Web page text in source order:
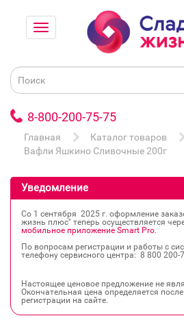
8-800-200-75-75
Главная
Каталог товаров
Вафли Яшкино Сливочные 200г
Уведомление
Со 1 сентября 2025 г. оформление
жизнь плюс" теперь осуществляется
мобильное приложение Smart Pro.
По вопросам регистрации и работы с
телефону сервисного центра: 8 800
Настоящее ценовое предложение не
Окончательная цена определяется
регистрации на сайте.